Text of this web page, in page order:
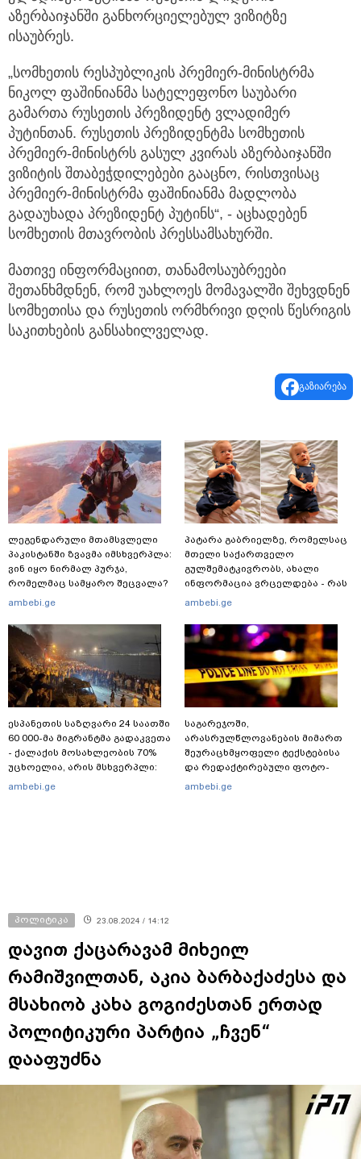
აზერბაიჯანში განხორციელებულ ვიზიტზე
ისაუბრეს.
„სომხეთის რესპუბლიკის პრემიერ-მინისტრმა
ნიკოლ ფაშინიანმა სატელეფონო საუბარი
გამართა რუსეთის პრეზიდენტ ვლადიმერ
პუტინთან. რუსეთის პრეზიდენტმა სომხეთის
პრემიერ-მინისტრს გასულ კვირას აზერბაიჯანში
ვიზიტის შთაბეჭდილებები გააცნო, რისთვისაც
პრემიერ-მინისტრმა ფაშინიანმა მადლობა
გადაუხადა პრეზიდენტ პუტინს“, - აცხადებენ
სომხეთის მთავრობის პრესსამსახურში.
მათივე ინფორმაციით, თანამოსაუბრეები
შეთანხმდნენ, რომ უახლოეს მომავალში შეხვდნენ
სომხეთისა და რუსეთის ორმხრივი დღის წესრიგის
საკითხების განსახილველად.
გაზიარება
ლეგენდარული მთამსვლელი
პაკისტანში ზვავმა იმსხვერპლა:
ვინ იყო ნირმალ პურჯა,
რომელმაც სამყარო შეცვალა?
ambebi.ge
ესპანეთის საზღვარი 24 საათში
60 000-მა მიგრანტმა გადაკვეთა
- ქალაქის მოსახლეობის 70%
უცხოელია, არის მსხვერპლი:
ბოლო ცნობები სეუტადან,
ambebi.ge
პატარა გაბრიელზე, რომელსაც
მთელი საქართველო
გულშემატკივრობს, ახალი
ინფორმაცია ვრცელდება - რას
წერს ბიჭუნას დედა?
ambebi.ge
საგარეჯოში,
არასრულწლოვანების მიმართ
შეურაცხმყოფელი ტექსტებისა
და რედაქტირებული ფოტო-
ვიდეომასალის გავრცელების
ambebi.ge
პოლიტიკა 23.08.2024 / 14:12
დავით ქაცარავამ მიხეილ
რამიშვილთან, აკია ბარბაქაძესა და
მსახიობ კახა გოგიძესთან ერთად
პოლიტიკური პარტია „ჩვენ“
დააფუძნა